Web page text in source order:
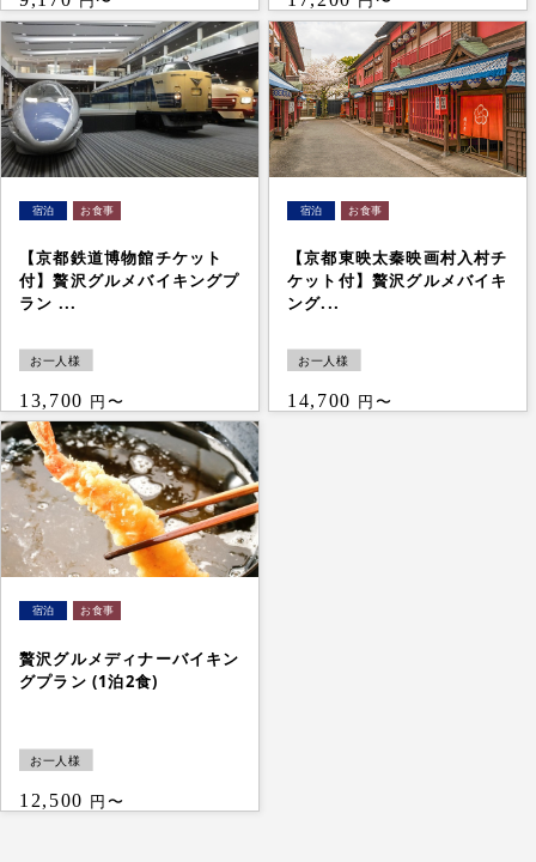
【京都鉄道博物館チケット
付】贅沢グルメバイキングプ
ラン ...
お一人様
13,700 円〜
【京都東映太秦映画村入村チ
ケット付】贅沢グルメバイキ
ング...
お一人様
14,700 円〜
贅沢グルメディナーバイキン
グプラン (1泊2食)
お一人様
12,500 円〜